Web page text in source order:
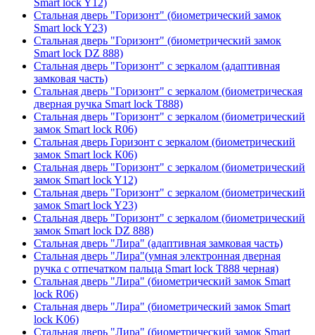
Стальная дверь "Горизонт" (биометрический замок
Smart lock Y23)
Стальная дверь "Горизонт" (биометрический замок
Smart lock DZ 888)
Стальная дверь "Горизонт" с зеркалом (адаптивная
замковая часть)
Стальная дверь "Горизонт" с зеркалом (биометрическая
дверная ручка Smart lock T888)
Стальная дверь "Горизонт" с зеркалом (биометрический
замок Smart lock R06)
Стальная дверь Горизонт с зеркалом (биометрический
замок Smart lock К06)
Стальная дверь "Горизонт" с зеркалом (биометрический
замок Smart lock Y12)
Стальная дверь "Горизонт" с зеркалом (биометрический
замок Smart lock Y23)
Стальная дверь "Горизонт" с зеркалом (биометрический
замок Smart lock DZ 888)
Стальная дверь "Лира" (адаптивная замковая часть)
Стальная дверь "Лира"(умная электронная дверная
ручка с отпечатком пальца Smart lock T888 черная)
Стальная дверь "Лира" (биометрический замок Smart
lock R06)
Стальная дверь "Лира" (биометрический замок Smart
lock K06)
Стальная дверь "Лира" (биометрический замок Smart